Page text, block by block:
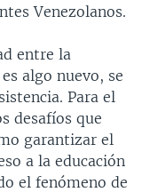
Venezolanos.
entre la
algo nuevo, se
Para el
desafíos que
garantizar el
a la educación
el fenómeno de